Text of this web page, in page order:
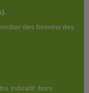
des besoins des
indicatif, hors